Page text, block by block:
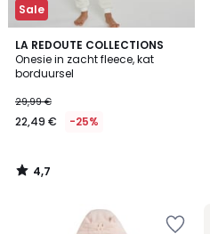
Sale
LA REDOUTE COLLECTIONS
Onesie in zacht fleece, kat
borduursel
29,99 €
22,49 € -25%
4,7
/ 5
4,7
/